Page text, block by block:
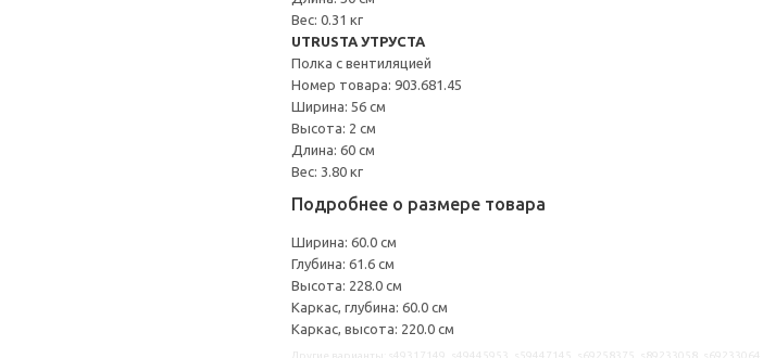
Вес: 0.31 кг
UTRUSTA УТРУСТА
Полка с вентиляцией
Номер товара: 903.681.45
Ширина: 56 см
Высота: 2 см
Длина: 60 см
Вес: 3.80 кг
Подробнее о размере товара
Ширина: 60.0 см
Глубина: 61.6 см
Высота: 228.0 см
Каркас, глубина: 60.0 см
Каркас, высота: 220.0 см